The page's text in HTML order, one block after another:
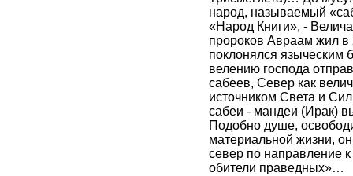
народ, называемый
«Народ Книги», -
пророков Авраам жил в
поклонялся языческим
велению господа
сабеев, Север как
источником Света и
сабеи - мандеи (Ирак)
Подобно душе,
материальной жизни,
север по направление
обители праведных»…